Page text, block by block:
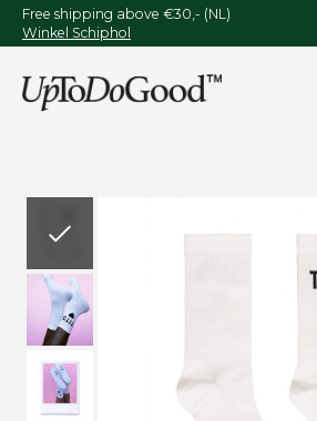
Free shipping above €30,- (NL)
Winkel Schiphol